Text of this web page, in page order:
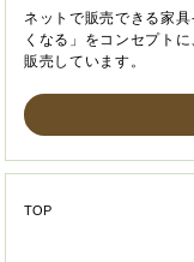
ネットで販売できる家
くなる」をコンセプト
販売しています。
TOP